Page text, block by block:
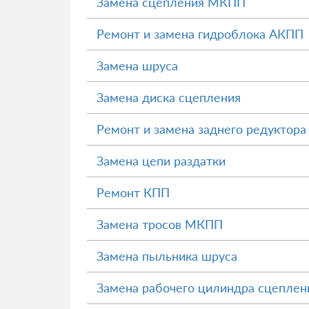
Ремонт и замена гидроблока АКПП
Замена шруса
Замена диска сцепления
Ремонт и замена заднего редуктора
Замена цепи раздатки
Ремонт КПП
Замена тросов МКПП
Замена пыльника шруса
Замена рабочего цилиндра